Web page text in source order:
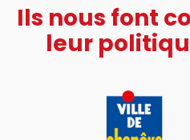
Ils nous font
leur